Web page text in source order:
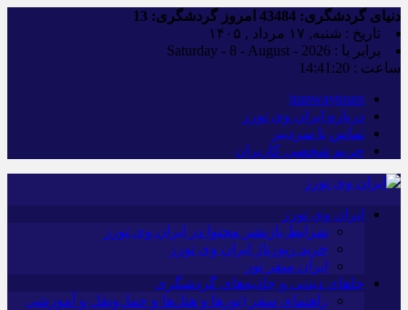
دنیای گردشگری: امروز گردشگری:
تاریخ : شنبه, ۱۷ مرداد , ۱۴۰۵
برابر با : Saturday - 8 - August - 2026
ساعت : 14:41:21
iranwaytours
درباره ایران وی تورز
تماس با سردبیر
حریم شخصی کاربران
ایران وی تورز
شرایط بازنشر محتوا در ایران وی تورز
خرید رپورتاژ ایران وی تورز
ایران سفر تور
جاهای دیدنی و جاذبه‌های گردشگری
راهنمای سفر (تورها و هتل‌ها و حمل‌و‌نقل و آموزشی